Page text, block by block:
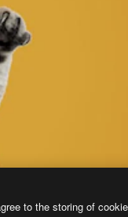
to the storing of